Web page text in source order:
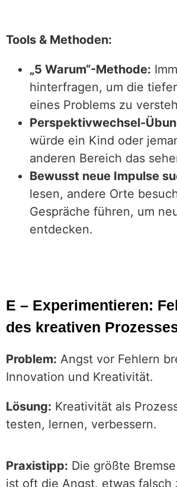
Tools & Methoden:
„5 Warum“-Methode:
hinterfragen, um die
eines Problems zu
Perspektivwechsel-
würde ein Kind oder
anderen Bereich das
Bewusst neue Impulse
lesen, andere Orte
Gespräche führen, um
entdecken.
E – Experimentieren:
des kreativen
Problem: Angst vor Fehlern
Innovation und Kreativität.
Lösung: Kreativität als
testen, lernen, verbessern.
Praxistipp: Die größte
ist oft die Angst, etwas falsch